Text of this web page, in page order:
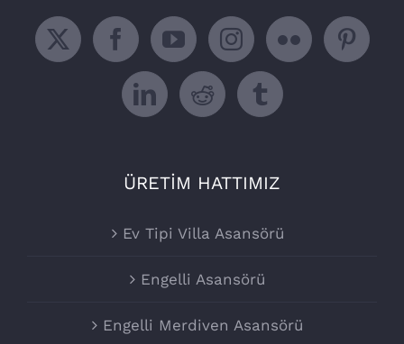
ÜRETİM HATTIMIZ
Ev Tipi Villa Asansörü
Engelli Asansörü
Engelli Merdiven Asansörü